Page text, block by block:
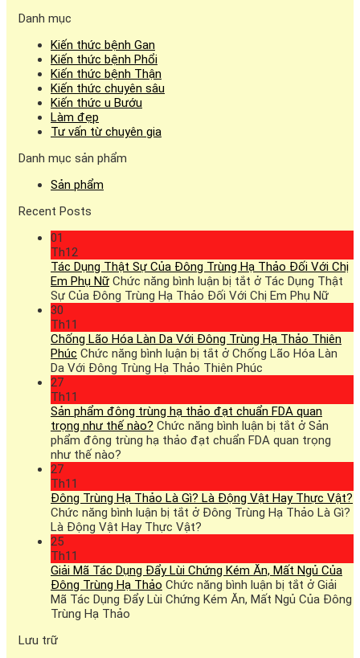
Danh mục
Kiến thức bệnh Gan
Kiến thức bệnh Phổi
Kiến thức bệnh Thận
Kiến thức chuyên sâu
Kiến thức u Bướu
Làm đẹp
Tư vấn từ chuyên gia
Danh mục sản phẩm
Sản phẩm
Recent Posts
01
Th12
Tác Dụng Thật Sự Của Đông Trùng Hạ Thảo Đối Với Chị
Em Phụ Nữ Chức năng bình luận bị tắt ở Tác Dụng Thật
Sự Của Đông Trùng Hạ Thảo Đối Với Chị Em Phụ Nữ
30
Th11
Chống Lão Hóa Làn Da Với Đông Trùng Hạ Thảo Thiên
Phúc Chức năng bình luận bị tắt ở Chống Lão Hóa Làn
Da Với Đông Trùng Hạ Thảo Thiên Phúc
27
Th11
Sản phẩm đông trùng hạ thảo đạt chuẩn FDA quan
trọng như thế nào? Chức năng bình luận bị tắt ở Sản
phẩm đông trùng hạ thảo đạt chuẩn FDA quan trọng
như thế nào?
27
Th11
Đông Trùng Hạ Thảo Là Gì? Là Động Vật Hay Thực Vật?
Chức năng bình luận bị tắt ở Đông Trùng Hạ Thảo Là Gì?
Là Động Vật Hay Thực Vật?
25
Th11
Giải Mã Tác Dụng Đẩy Lùi Chứng Kém Ăn, Mất Ngủ Của
Đông Trùng Hạ Thảo Chức năng bình luận bị tắt ở Giải
Mã Tác Dụng Đẩy Lùi Chứng Kém Ăn, Mất Ngủ Của Đông
Trùng Hạ Thảo
Lưu trữ